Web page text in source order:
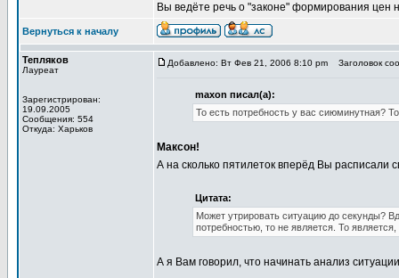
Вы ведёте речь о "законе" формирования цен
Вернуться к началу
Тепляков
Лауреат
Зарегистрирован:
19.09.2005
Сообщения: 554
Откуда: Харьков
Добавлено: Вт Фев 21, 2006 8:10 pm Заголовок
maxon писал(а):
То есть потребность у вас сиюминутная?
Максон!
А на сколько пятилеток вперёд Вы расписали
Цитата:
Может утрировать ситуацию до секунды?
потребностью, то не является. То
А я Вам говорил, что начинать анализ